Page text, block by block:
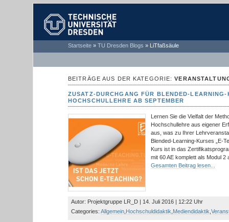
TECHNISCHE
UNIVERSITÄT
Startseite » TU Dresden Blogs » LiTfaßsäule
BEITRÄGE AUS DER KATEGORIE:
ZUSATZ-DURCHGANG FÜR BLENDED-
HOCHSCHULLEHRE AB SEPTEMBER
Lernen Sie die Vielfalt der
Hochschullehre aus eigener
aus, was zu Ihrer
Blended-Learning-Kurses „E-
Kurs ist in das
mit 60 AE komplett als Modul 2
Gesamten Beitrag lesen...
Autor: Projektgruppe LR_D | 14. Juli 2016 | 12:22 Uhr
Categories:Allgemein Hochschuldidaktik Mediendidaktik ,